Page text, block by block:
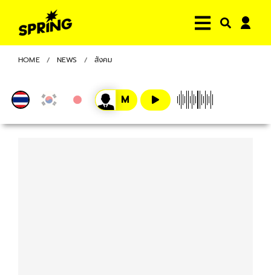
HOME NEWS สังคม